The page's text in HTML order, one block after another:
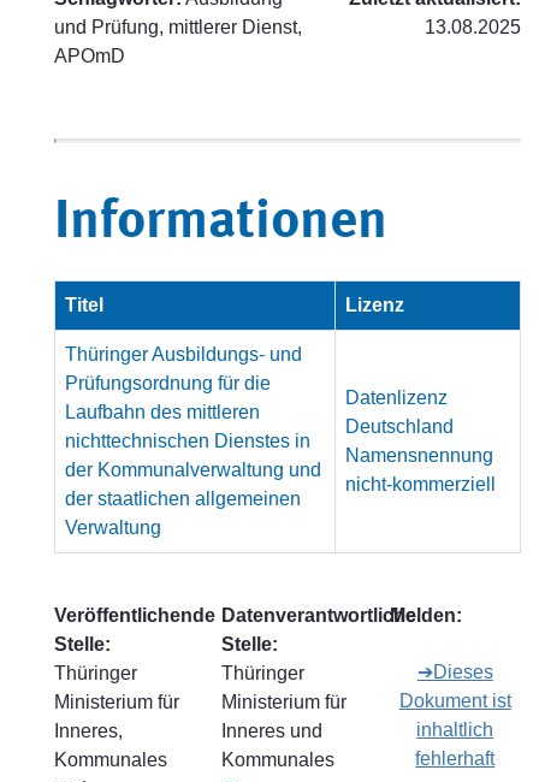
und Prüfung, mittlerer Dienst,
APOmD
13.08.2025
Informationen
Titel Lizenz
Thüringer Ausbildungs- und
Prüfungsordnung für die
Laufbahn des mittleren
nichttechnischen Dienstes in
der Kommunalverwaltung und
der staatlichen allgemeinen
Verwaltung
Datenlizenz
Deutschland
Namensnennung
nicht-kommerziell
Veröffentlichende
Stelle:
Thüringer
Ministerium für
Inneres,
Kommunales
Datenverantwortliche
Stelle:
Thüringer
Ministerium für
Inneres und
Kommunales
Melden:
➔Dieses
Dokument ist
inhaltlich
fehlerhaft